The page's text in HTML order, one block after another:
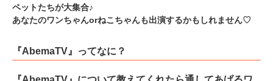
ペットたちが大集合♪
あなたのワンちゃんorねこちゃんも出演するかもしれません♡
『AbemaTV』ってなに？